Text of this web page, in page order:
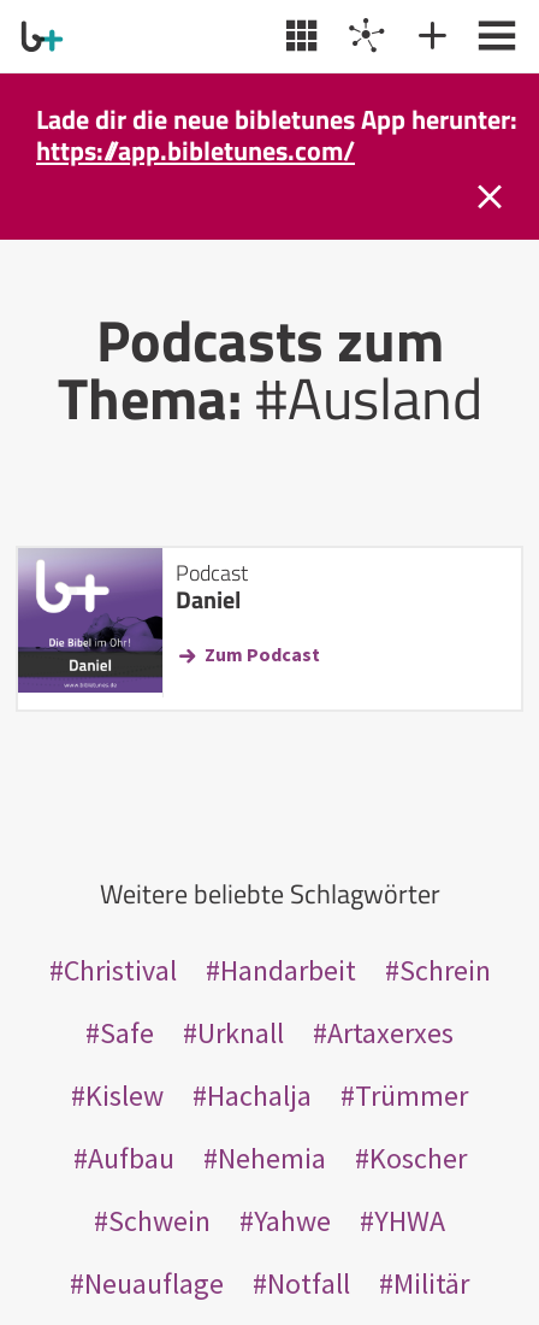
Lade dir die neue bibletunes App herunter:
https://app.bibletunes.com/
Podcasts zum
Thema:#Ausland
Podcast
Daniel
Zum Podcast
Weitere beliebte Schlagwörter
Christival Handarbeit
Schrein
Safe
Urknall
Artaxerxes
Kislew
Hachalja
Trümmer
Aufbau
Nehemia
Koscher
Schwein
Yahwe
YHWA
Neuauflage
Notfall
Militär